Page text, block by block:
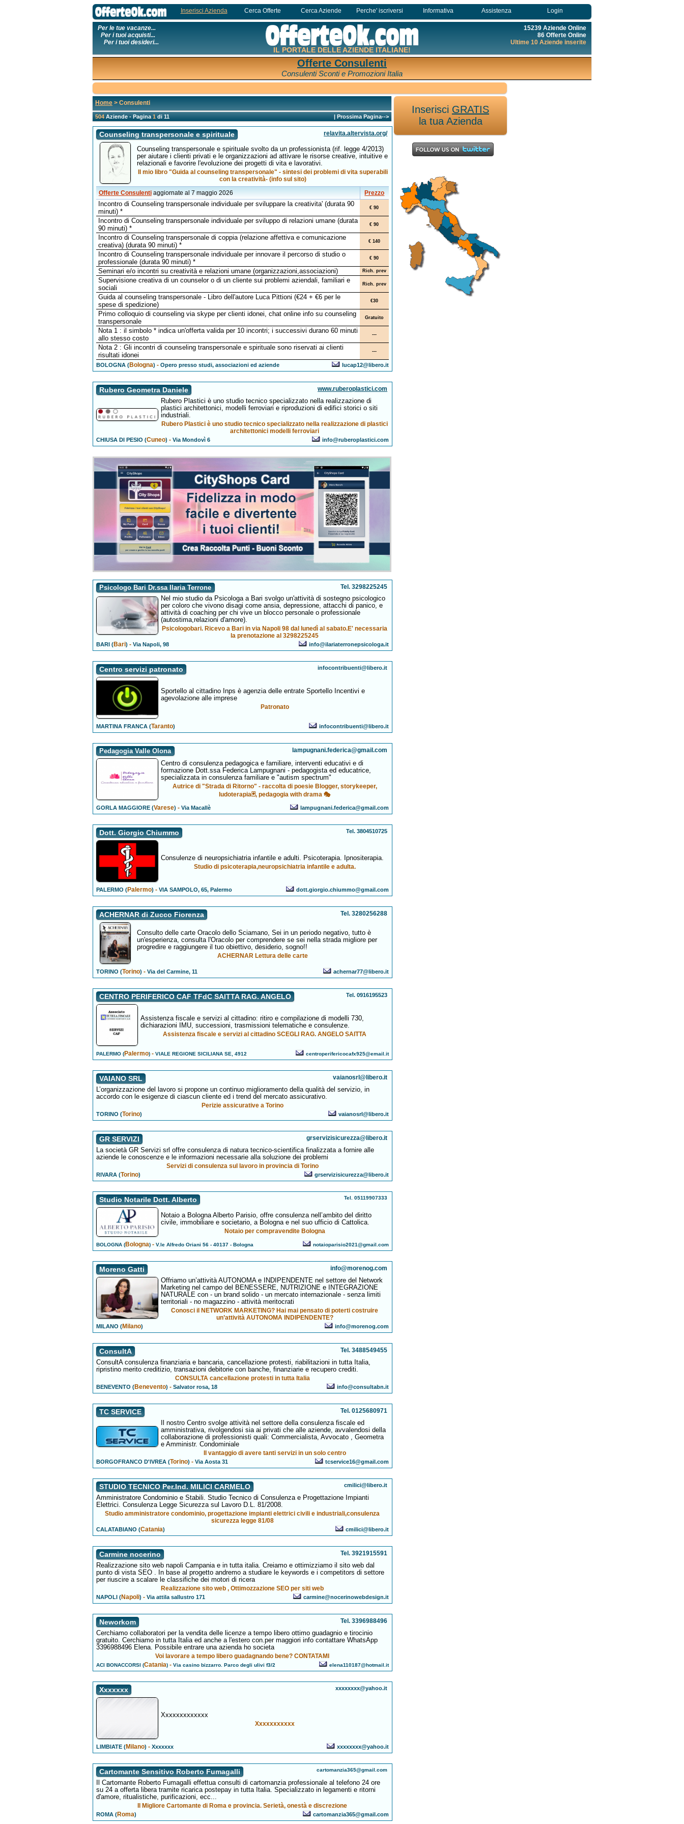
Inserisci Azienda Cerca Offerte Cerca Aziende Perche' iscriversi Informativa Assistenza Login
Per le tue vacanze...
Per i tuoi acquisti...
Per i tuoi desideri...
IL PORTALE DELLE AZIENDE ITALIANE!
15239 Aziende Online
86 Offerte Online
Ultime 10 Aziende inserite
Offerte Consulenti
Consulenti Sconti e Promozioni Italia
Home > Consulenti
504Aziende - Pagina1di 11 |Prossima Pagina-->
Counseling transpersonale e spirituale relavita.altervista.org/
Counseling transpersonale e spirituale svolto da un professionista (rif. legge 4/2013)
per aiutare i clienti privati e le organizzazioni ad attivare le risorse creative, intuitive e
relazionali e favorire l'evoluzione dei progetti di vita e lavorativi.
Il mio libro "Guida al counseling transpersonale" - sintesi dei problemi di vita superabili
con la creatività- (info sul sito)
Offerte Consulenti aggiornate al 7 maggio 2026 Prezzo
Incontro di Counseling transpersonale individuale per sviluppare la creativita' (durata 90
minuti) *
€ 90
Incontro di Counseling transpersonale individuale per sviluppo di relazioni umane (durata
90 minuti) *
€ 90
Incontro di Counseling transpersonale di coppia (relazione affettiva e comunicazione
creativa) (durata 90 minuti) *
€ 140
Incontro di Counseling transpersonale individuale per innovare il percorso di studio o
professionale (durata 90 minuti) *
€ 90
Seminari e/o incontri su creatività e relazioni umane (organizzazioni,associazioni) Rich. prev
Supervisione creativa di un counselor o di un cliente sui problemi aziendali, familiari e
sociali
Rich. prev
Guida al counseling transpersonale - Libro dell'autore Luca Pittioni (€24 + €6 per le
spese di spedizione)
€30
Primo colloquio di counseling via skype per clienti idonei, chat online info su counseling
transpersonale
Gratuito
Nota 1 : il simbolo * indica un'offerta valida per 10 incontri; i successivi durano 60 minuti
allo stesso costo
---
Nota 2 : Gli incontri di counseling transpersonale e spirituale sono riservati ai clienti
risultati idonei
---
BOLOGNA (Bologna) -Opero presso studi, associazioni ed aziende lucap12@libero.it
Rubero Geometra Daniele www.ruberoplastici.com
Rubero Plastici è uno studio tecnico specializzato nella realizzazione di
plastici architettonici, modelli ferroviari e riproduzioni di edifici storici o siti
industriali.
Rubero Plastici è uno studio tecnico specializzato nella realizzazione di plastici
architettonici modelli ferroviari
CHIUSA DI PESIO (Cuneo) -Via Mondovì 6 info@ruberoplastici.com
Psicologo Bari Dr.ssa Ilaria Terrone Tel. 3298225245
Nel mio studio da Psicologa a Bari svolgo un'attività di sostegno psicologico
per coloro che vivono disagi come ansia, depressione, attacchi di panico, e
attività di coaching per chi vive un blocco personale o professionale
(autostima,relazioni d'amore).
Psicologobari. Ricevo a Bari in via Napoli 98 dal lunedì al sabato.E' necessaria
la prenotazione al 3298225245
BARI (Bari) -Via Napoli, 98 info@ilariaterronepsicologa.it
Centro servizi patronato infocontribuenti@libero.it
Sportello al cittadino Inps è agenzia delle entrate Sportello Incentivi e
agevolazione alle imprese
Patronato
MARTINA FRANCA (Taranto) infocontribuenti@libero.it
Pedagogia Valle Olona lampugnani.federica@gmail.com
Centro di consulenza pedagogica e familiare, interventi educativi e di
formazione Dott.ssa Federica Lampugnani - pedagogista ed educatrice,
specializzata in consulenza familiare e "autism spectrum"
Autrice di "Strada di Ritorno" - raccolta di poesie Blogger, storykeeper,
ludoterapia🃏, pedagogia with drama 🎭
GORLA MAGGIORE (Varese) -Via Macallè lampugnani.federica@gmail.com
Dott. Giorgio Chiummo Tel. 3804510725
Consulenze di neuropsichiatria infantile e adulti. Psicoterapia. Ipnositerapia.
Studio di psicoterapia,neuropsichiatria infantile e adulta.
PALERMO (Palermo) -VIA SAMPOLO, 65, Palermo dott.giorgio.chiummo@gmail.com
ACHERNAR di Zucco Fiorenza Tel. 3280256288
Consulto delle carte Oracolo dello Sciamano, Sei in un periodo negativo, tutto è
un'esperienza, consulta l'Oracolo per comprendere se sei nella strada migliore per
progredire e raggiungere il tuo obiettivo, desiderio, sogno!!
ACHERNAR Lettura delle carte
TORINO (Torino) -Via del Carmine, 11 achernar77@libero.it
CENTRO PERIFERICO CAF TFdC SAITTA RAG. ANGELO Tel. 0916195523
Assistenza fiscale e servizi al cittadino: ritiro e compilazione di modelli 730,
dichiarazioni IMU, successioni, trasmissioni telematiche e consulenze.
Assistenza fiscale e servizi al cittadino SCEGLI RAG. ANGELO SAITTA
PALERMO (Palermo) -VIALE REGIONE SICILIANA SE, 4912 centroperifericocafx925@email.it
VAIANO SRL vaianosrl@libero.it
L’organizzazione del lavoro si propone un continuo miglioramento della qualità del servizio, in
accordo con le esigenze di ciascun cliente ed i trend del mercato assicurativo.
Perizie assicurative a Torino
TORINO (Torino) vaianosrl@libero.it
GR SERVIZI grservizisicurezza@libero.it
La società GR Servizi srl offre consulenza di natura tecnico-scientifica finalizzata a fornire alle
aziende le conoscenze e le informazioni necessarie alla soluzione dei problemi
Servizi di consulenza sul lavoro in provincia di Torino
RIVARA (Torino) grservizisicurezza@libero.it
Studio Notarile Dott. Alberto Tel. 05119907333
Notaio a Bologna Alberto Parisio, offre consulenza nell’ambito del diritto
civile, immobiliare e societario, a Bologna e nel suo ufficio di Cattolica.
Notaio per compravendite Bologna
BOLOGNA (Bologna) -V.le Alfredo Oriani 56 - 40137 - Bologna notaioparisio2021@gmail.com
Moreno Gatti info@morenog.com
Offriamo un’attività AUTONOMA e INDIPENDENTE nel settore del Network
Marketing nel campo del BENESSERE, NUTRIZIONE e INTEGRAZIONE
NATURALE con - un brand solido - un mercato internazionale - senza limiti
territoriali - no magazzino - attività meritocrati
Conosci il NETWORK MARKETING? Hai mai pensato di poterti costruire
un’attività AUTONOMA INDIPENDENTE?
MILANO (Milano) info@morenog.com
ConsultA Tel. 3488549455
ConsultA consulenza finanziaria e bancaria, cancellazione protesti, riabilitazioni in tutta Italia,
ripristino merito creditizio, transazioni debitorie con banche, finanziarie e recupero crediti.
CONSULTA cancellazione protesti in tutta Italia
BENEVENTO (Benevento) -Salvator rosa, 18 info@consultabn.it
TC SERVICE Tel. 0125680971
Il nostro Centro svolge attività nel settore della consulenza fiscale ed
amministrativa, rivolgendosi sia ai privati che alle aziende, avvalendosi della
collaborazione di professionisti quali: Commercialista, Avvocato , Geometra
e Amministr. Condominiale
Il vantaggio di avere tanti servizi in un solo centro
BORGOFRANCO D'IVREA (Torino) -Via Aosta 31 tcservice16@gmail.com
STUDIO TECNICO Per.Ind. MILICI CARMELO cmilici@libero.it
Amministratore Condominio e Stabili. Studio Tecnico di Consulenza e Progettazione Impianti
Elettrici. Consulenza Legge Sicurezza sul Lavoro D.L. 81/2008.
Studio amministratore condominio, progettazione impianti elettrici civili e industriali,consulenza
sicurezza legge 81/08
CALATABIANO (Catania) cmilici@libero.it
Carmine nocerino Tel. 3921915591
Realizzazione sito web napoli Campania e in tutta italia. Creiamo e ottimizziamo il sito web dal
punto di vista SEO . In base al progetto andremo a studiare le keywords e i competitors di settore
per riuscire a scalare le classifiche dei motori di ricera
Realizzazione sito web , Ottimozzazione SEO per siti web
NAPOLI (Napoli) -Via attila sallustro 171 carmine@nocerinowebdesign.it
Neworkom Tel. 3396988496
Cerchiamo collaboratori per la vendita delle licenze a tempo libero ottimo guadagnio e tirocinio
gratuito. Cerchiamo in tutta Italia ed anche a l'estero con.per maggiori info contattare WhatsApp
3396988496 Elena. Possibile entrare una azienda ho societa
Voi lavorare a tempo libero guadagnando bene? CONTATAMI
ACI BONACCORSI (Catania) -Via casino bizzarro. Parco degli ulivi f3/2 elena110187@hotmail.it
Xxxxxxx xxxxxxxx@yahoo.it
Xxxxxxxxxxxxx
Xxxxxxxxxxx
LIMBIATE (Milano) -Xxxxxxx xxxxxxxx@yahoo.it
Cartomante Sensitivo Roberto Fumagalli cartomanzia365@gmail.com
Il Cartomante Roberto Fumagalli effettua consulti di cartomanzia professionale al telefono 24 ore
su 24 a offerta libera tramite ricarica postepay in tutta Italia. Specializzato in legamenti e ritorni
d'amore, ritualistiche, purificazioni, ecc...
Il Migliore Cartomante di Roma e provincia. Serietà, onestà e discrezione
ROMA (Roma) cartomanzia365@gmail.com
Inserisci GRATIS
la tua Azienda